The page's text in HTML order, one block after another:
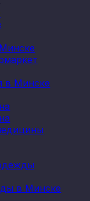
в Минске
в Минске